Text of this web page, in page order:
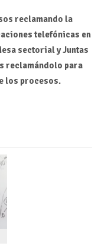
reclamando la
telefónicas en
sectorial y Juntas
reclamándolo para
los procesos.